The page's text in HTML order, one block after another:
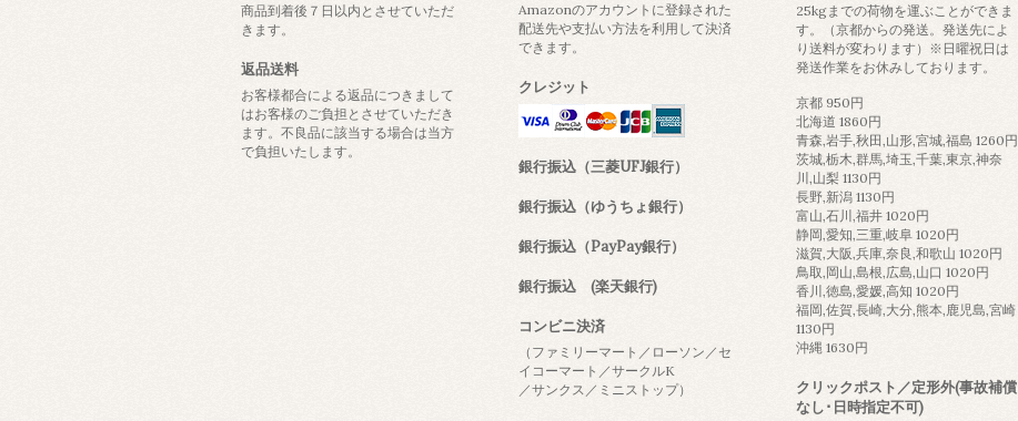
商品到着後７日以内とさせていただ
きます。
返品送料
お客様都合による返品につきまして
はお客様のご負担とさせていただき
ます。不良品に該当する場合は当方
で負担いたします。
Amazonのアカウントに登録された
配送先や支払い方法を利用して決済
できます。
クレジット
銀行振込（三菱UFJ銀行）
銀行振込（ゆうちょ銀行）
銀行振込（PayPay銀行）
銀行振込 (楽天銀行)
コンビニ決済
（ファミリーマート／ローソン／セ
イコーマート／サークルK
／サンクス／ミニストップ）
25kgまでの荷物を運ぶことができま
す。（京都からの発送。発送先によ
り送料が変わります）※日曜祝日は
発送作業をお休みしております。
京都 950円
北海道 1860円
青森,岩手,秋田,山形,宮城,福島 1260円
茨城,栃木,群馬,埼玉,千葉,東京,神奈
川,山梨 1130円
長野,新潟 1130円
富山,石川,福井 1020円
静岡,愛知,三重,岐阜 1020円
滋賀,大阪,兵庫,奈良,和歌山 1020円
鳥取,岡山,島根,広島,山口 1020円
香川,徳島,愛媛,高知 1020円
福岡,佐賀,長崎,大分,熊本,鹿児島,宮崎
1130円
沖縄 1630円
クリックポスト／定形外(事故補償
なし･日時指定不可)